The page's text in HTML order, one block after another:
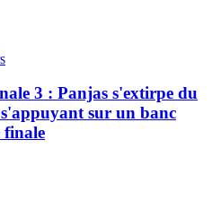
3 : Panjas s'extirpe du
sur un banc
finale